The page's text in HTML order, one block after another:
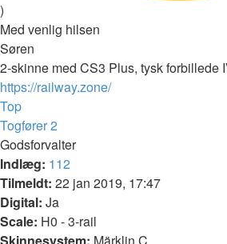
)
Med venlig hilsen
Søren
2-skinne med CS3 Plus, tysk forbillede
https://railway.zone/
Top
Togfører 2
Godsforvalter
Indlæg: 112
Tilmeldt: 22 jan 2019, 17:47
Digital: Ja
Scale: H0 - 3-rail